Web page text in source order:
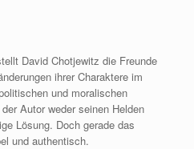
David Chotjewitz die Freunde
ihrer Charaktere im
und moralischen
Autor weder seinen Helden
Lösung. Doch gerade das
und authentisch.